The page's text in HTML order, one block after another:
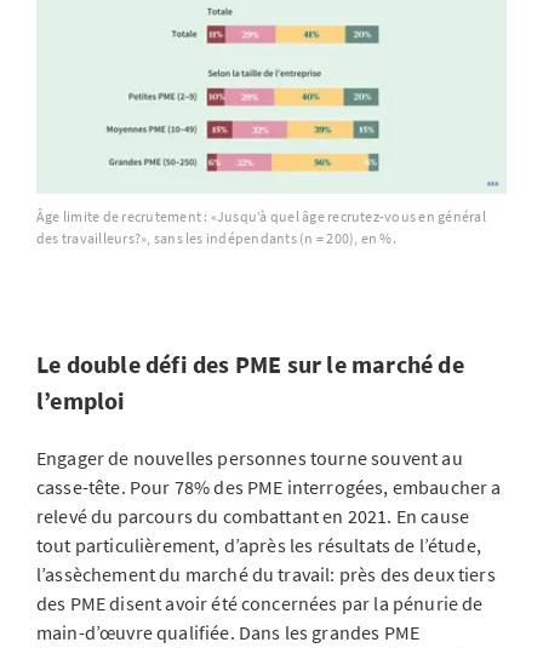
Âge limite de recrutement : «Jusqu’à quel âge recrutez-vous en général
des travailleurs?», sans les indépendants (n = 200), en %.
Le double défi des PME sur le marché de
l’emploi
Engager de nouvelles personnes tourne souvent au
casse-tête. Pour 78% des PME interrogées, embaucher a
relevé du parcours du combattant en 2021. En cause
tout particulièrement, d’après les résultats de l’étude,
l’assèchement du marché du travail: près des deux tiers
des PME disent avoir été concernées par la pénurie de
main-d’œuvre qualifiée. Dans les grandes PME